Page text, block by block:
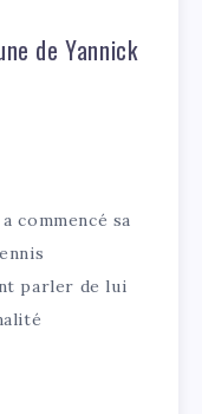
de Yannick
commencé sa
parler de lui